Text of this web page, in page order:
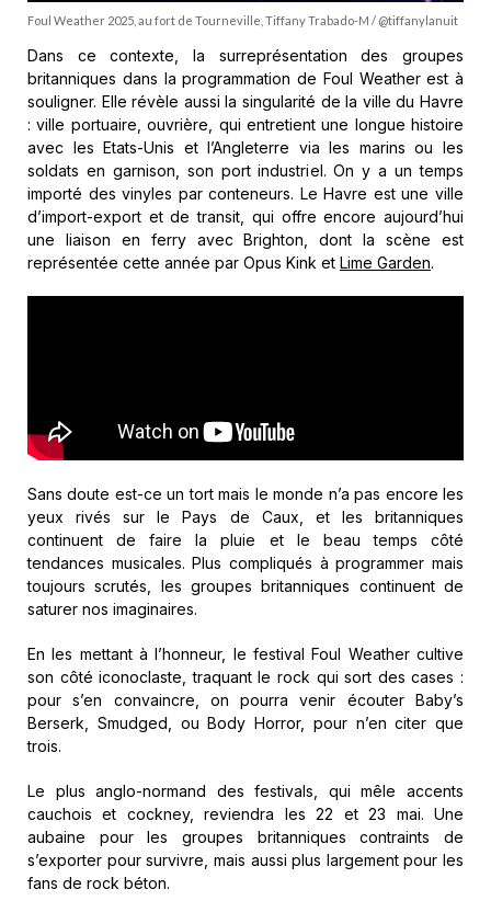
Foul Weather 2025, au fort de Tourneville, Tiffany Trabado-M / @tiffanylanuit
Dans ce contexte, la surreprésentation des groupes
britanniques dans la programmation de Foul Weather est à
souligner. Elle révèle aussi la singularité de la ville du Havre
: ville portuaire, ouvrière, qui entretient une longue histoire
avec les Etats-Unis et l’Angleterre via les marins ou les
soldats en garnison, son port industriel. On y a un temps
importé des vinyles par conteneurs. Le Havre est une ville
d’import-export et de transit, qui offre encore aujourd’hui
une liaison en ferry avec Brighton, dont la scène est
représentée cette année par Opus Kink et Lime Garden.
Sans doute est-ce un tort mais le monde n’a pas encore les
yeux rivés sur le Pays de Caux, et les britanniques
continuent de faire la pluie et le beau temps côté
tendances musicales. Plus compliqués à programmer mais
toujours scrutés, les groupes britanniques continuent de
saturer nos imaginaires.
En les mettant à l’honneur, le festival Foul Weather cultive
son côté iconoclaste, traquant le rock qui sort des cases :
pour s’en convaincre, on pourra venir écouter Baby’s
Berserk, Smudged, ou Body Horror, pour n’en citer que
trois.
Le plus anglo-normand des festivals, qui mêle accents
cauchois et cockney, reviendra les 22 et 23 mai. Une
aubaine pour les groupes britanniques contraints de
s’exporter pour survivre, mais aussi plus largement pour les
fans de rock béton.